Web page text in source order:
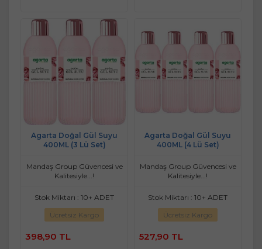
Agarta Doğal Gül Suyu
400ML (3 Lü Set)
Mandaş Group Güvencesi ve
Kalitesiyle...!
Stok Miktarı : 10+ ADET
Ücretsiz Kargo
398,90 TL
Agarta Doğal Gül Suyu
400ML (4 Lü Set)
Mandaş Group Güvencesi ve
Kalitesiyle...!
Stok Miktarı : 10+ ADET
Ücretsiz Kargo
527,90 TL